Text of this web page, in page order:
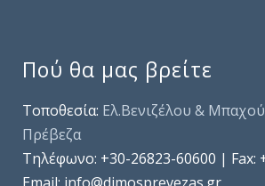
Πού θα μας βρείτε
Τοποθεσία: Ελ.Βενιζέλου &
Πρέβεζα
Τηλέφωνo: +30-26823-60600 | Fax:
Email: info@dimosprevezas.gr